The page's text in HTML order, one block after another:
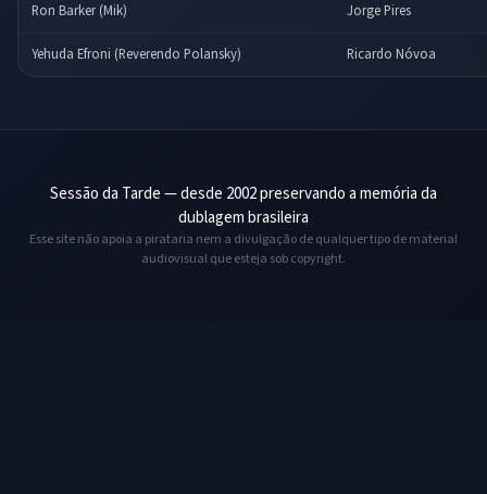
Ron Barker (Mik) Jorge Pires
Yehuda Efroni (Reverendo Polansky) Ricardo Nóvoa
Sessão da Tarde — desde 2002 preservando a memória da
dublagem brasileira
Esse site não apoia a pirataria nem a divulgação de qualquer tipo de material
audiovisual que esteja sob copyright.